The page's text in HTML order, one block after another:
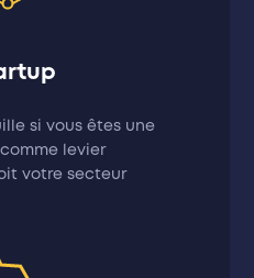
si vous êtes une
levier
votre secteur